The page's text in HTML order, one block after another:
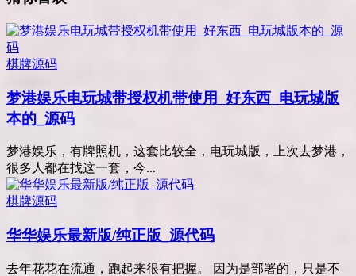
棋牌源码
梦港娱乐电玩城带授权机带使用_好东西_电玩城版
本的_源码
梦港娱乐，有牌照机，这套比较全，电玩城版，上次去梦港，
很多人都在找这一套，今...
棋牌源码
华华娱乐最新版/纯正版_源代码
去年花花在流通，跑起来很有把握。 因为是部署的，只是不